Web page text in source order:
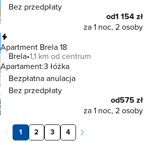
Bez przedpłaty
od1 154 zł
za 1 noc, 2 osoby
Apartment Brela 18
Brela 1,1 km od centrum
Apartament:3 łóżka
Bezpłatna anulacja
Bez przedpłaty
od575 zł
za 1 noc, 2 osoby
1 2 3 4